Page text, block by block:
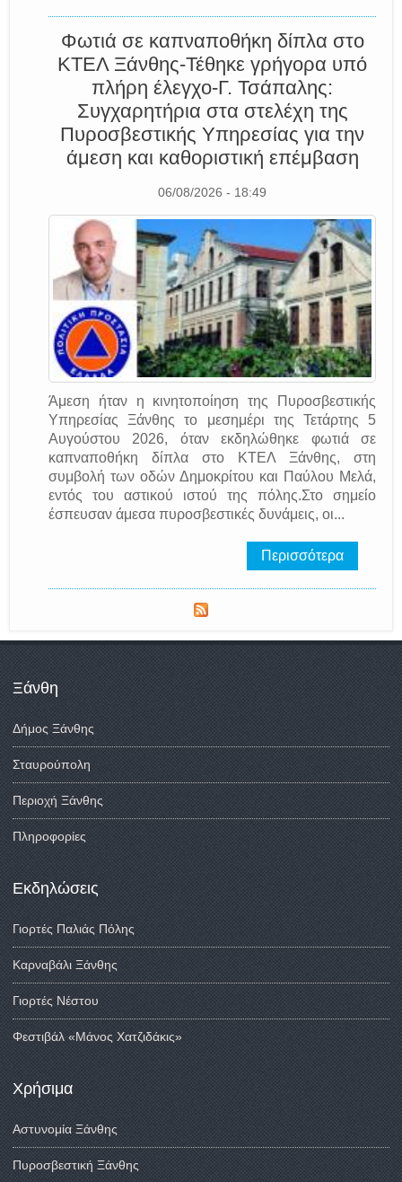
Φωτιά σε καπναποθήκη δίπλα στο
ΚΤΕΛ Ξάνθης-Τέθηκε γρήγορα υπό
πλήρη έλεγχο-Γ. Τσάπαλης:
Συγχαρητήρια στα στελέχη της
Πυροσβεστικής Υπηρεσίας για την
άμεση και καθοριστική επέμβαση
06/08/2026 - 18:49
Άμεση ήταν η κινητοποίηση της Πυροσβεστικής
Υπηρεσίας Ξάνθης το μεσημέρι της Τετάρτης 5
Αυγούστου 2026, όταν εκδηλώθηκε φωτιά σε
καπναποθήκη δίπλα στο ΚΤΕΛ Ξάνθης, στη
συμβολή των οδών Δημοκρίτου και Παύλου Μελά,
εντός του αστικού ιστού της πόλης.Στο σημείο
έσπευσαν άμεσα πυροσβεστικές δυνάμεις, οι...
Περισσότερα
Ξάνθη
Δήμος Ξάνθης
Σταυρούπολη
Περιοχή Ξάνθης
Πληροφορίες
Εκδηλώσεις
Γιορτές Παλιάς Πόλης
Καρναβάλι Ξάνθης
Γιορτές Νέστου
Φεστιβάλ «Μάνος Χατζιδάκις»
Χρήσιμα
Αστυνομία Ξάνθης
Πυροσβεστική Ξάνθης